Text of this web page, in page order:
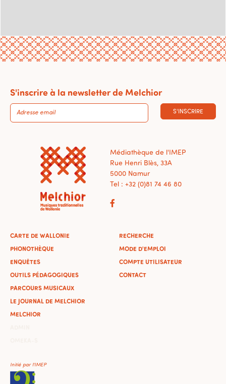
S'inscrire à la newsletter de Melchior
S'INSCRIRE
Médiathèque de l'IMEP
Rue Henri Blès, 33A
5000 Namur
Tel : +32 (0)81 74 46 80
CARTE DE WALLONIE
PHONOTHÈQUE
ENQUÊTES
OUTILS PÉDAGOGIQUES
PARCOURS MUSICAUX
LE JOURNAL DE MELCHIOR
MELCHIOR
RECHERCHE
MODE D'EMPLOI
COMPTE UTILISATEUR
CONTACT
Initié par l'IMEP